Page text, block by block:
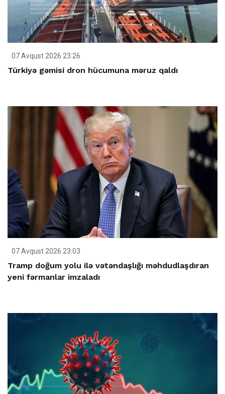
07 Avqust 2026 23:26
Türkiyə gəmisi dron hücumuna məruz qaldı
07 Avqust 2026 23:03
Tramp doğum yolu ilə vətəndaşlığı məhdudlaşdıran
yeni fərmanlar imzaladı